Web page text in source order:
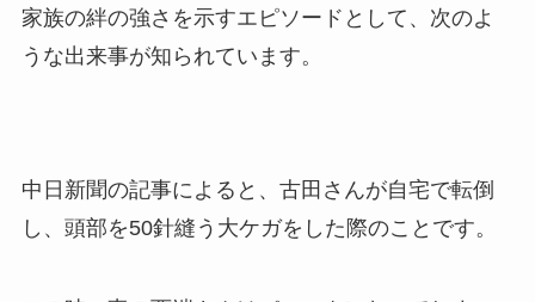
家族の絆の強さを示すエピソードとして、次のよ
うな出来事が知られています。
中日新聞の記事によると、古田さんが自宅で転倒
し、頭部を50針縫う大ケガをした際のことです。